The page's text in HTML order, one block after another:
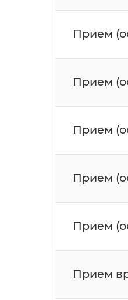
Прием
Прием
Прием
Прием
Прием
Прием